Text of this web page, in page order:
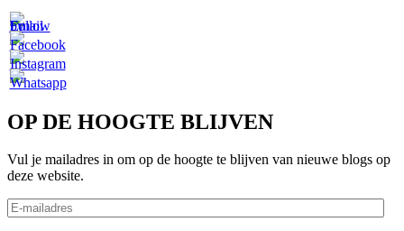
OP DE HOOGTE BLIJVEN
Vul je mailadres in om op de hoogte te blijven van nieuwe blogs op
deze website.
E-
mailadres